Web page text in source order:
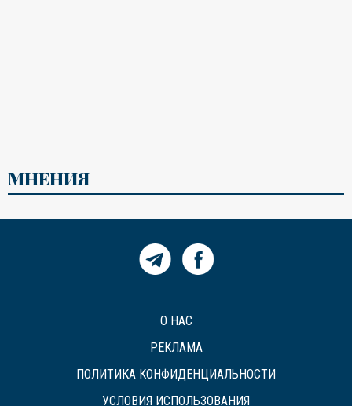
МНЕНИЯ
О НАС
РЕКЛАМА
ПОЛИТИКА КОНФИДЕНЦИАЛЬНОСТИ
УСЛОВИЯ ИСПОЛЬЗОВАНИЯ